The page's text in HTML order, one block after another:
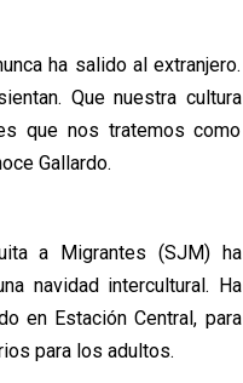
ha salido al extranjero.
Que nuestra cultura
que nos tratemos como
Gallardo.
a Migrantes (SJM) ha
navidad intercultural. Ha
en Estación Central, para
para los adultos.